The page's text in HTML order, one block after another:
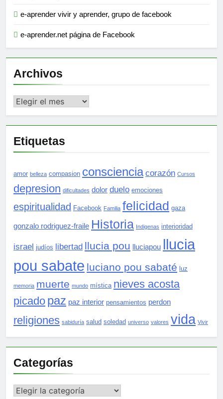
e-aprender vivir y aprender, grupo de facebook
e-aprender.net página de Facebook
Archivos
Archivos
Etiquetas
amor belleza compasion consciencia corazón Cursos
depresion dificultades dolor duelo emociones
espiritualidad Facebook Familia felicidad gaza
gonzalo rodriguez-fraile Historia Indigenas interioridad
israel judíos libertad llucia pou lluciapou llucia
pou sabate luciano pou sabaté luz
memoria muerte mundo mística nieves acosta
picado paz paz interior pensamientos perdon
religiones sabiduría salud soledad universo valores vida Vivir
Categorías
Categorías